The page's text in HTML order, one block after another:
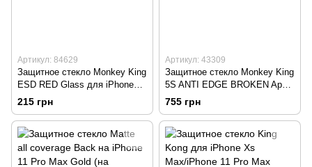
Артикул: 84629
Защитное стекло Monkey King
ESD RED Glass для iPhone
Xs Max/iPhone 11 Pro Max
215 грн
Артикул: 43309
Защитное стекло Monkey King
5S ANTI EDGE BROKEN Apple
iPhone Xs Max/iPhone 11 Pro
755 грн